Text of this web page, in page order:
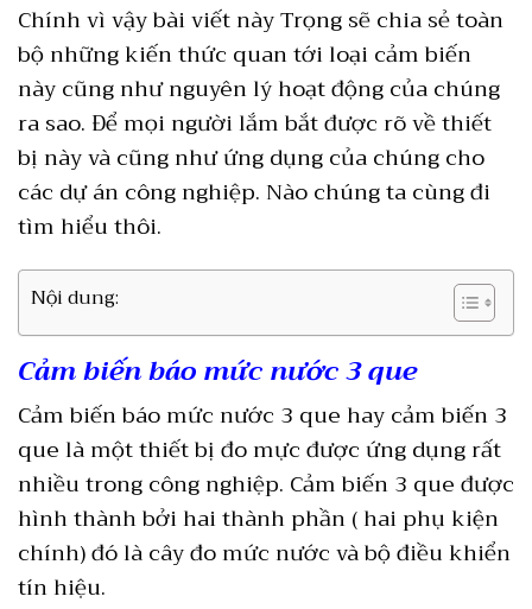
Chính vì vậy bài viết này Trọng sẽ chia sẻ toàn
bộ những kiến thức quan tới loại cảm biến
này cũng như nguyên lý hoạt động của chúng
ra sao. Để mọi người lắm bắt được rõ về thiết
bị này và cũng như ứng dụng của chúng cho
các dự án công nghiệp. Nào chúng ta cùng đi
tìm hiểu thôi.
Nội dung:
Cảm biến báo mức nước 3 que
Cảm biến báo mức nước 3 que hay cảm biến 3
que là một thiết bị đo mực được ứng dụng rất
nhiều trong công nghiệp. Cảm biến 3 que được
hình thành bởi hai thành phần ( hai phụ kiện
chính) đó là cây đo mức nước và bộ điều khiển
tín hiệu.